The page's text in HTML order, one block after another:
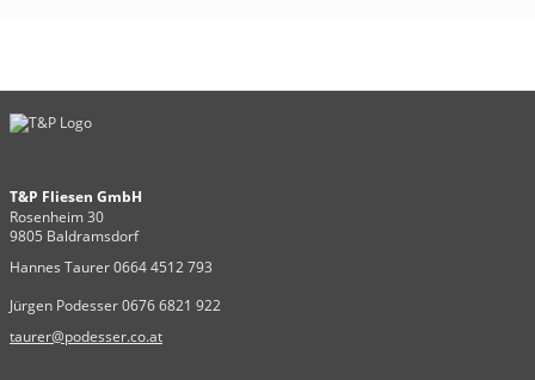
T&P Fliesen GmbH
Rosenheim 30
9805 Baldramsdorf
Hannes Taurer 0664 4512 793
Jürgen Podesser 0676 6821 922
taurer@podesser.co.at